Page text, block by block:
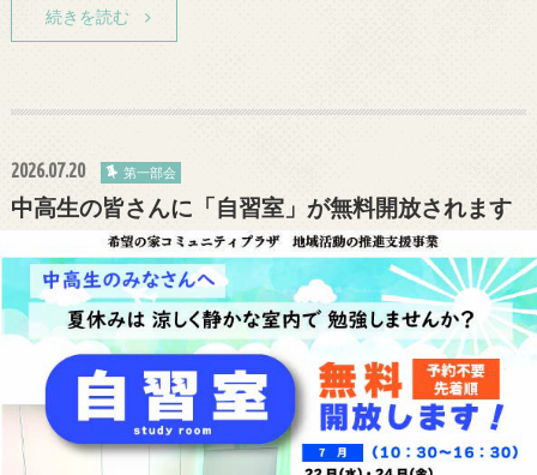
続きを読む
2026.07.20 第一部会
中高生の皆さんに「自習室」が無料開放されます